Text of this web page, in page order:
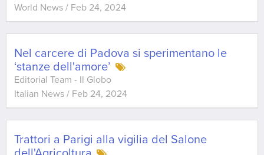
World News / Feb 24, 2024
Nel carcere di Padova si sperimentano le
‘stanze dell'amore’
Editorial Team - Il Globo
Italian News / Feb 24, 2024
Trattori a Parigi alla vigilia del Salone